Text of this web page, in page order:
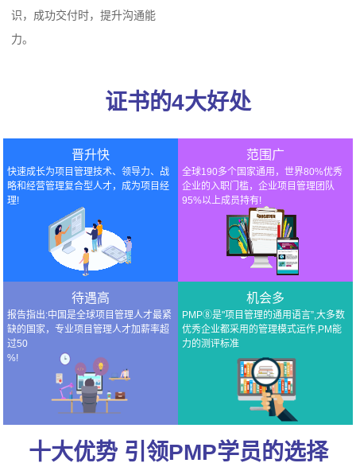
识，成功交付时，提升沟通能
力。
证书的4大好处
晋升快
快速成长为项目管理技术、领导力、战
略和经营管理复合型人才，成为项目经
理!
范围广
全球190多个国家通用，世界80%优秀
企业的入职门槛，企业项目管理团队
95%以上成员持有!
待遇高
报告指出:中国是全球项目管理人才最紧
缺的国家，专业项目管理人才加薪率超
过50
%!
机会多
PMP⑧是"项目管理的通用语言”,大多数
优秀企业都采用的管理模式运作,PM能
力的测评标准
十大优势 引领PMP学员的选择